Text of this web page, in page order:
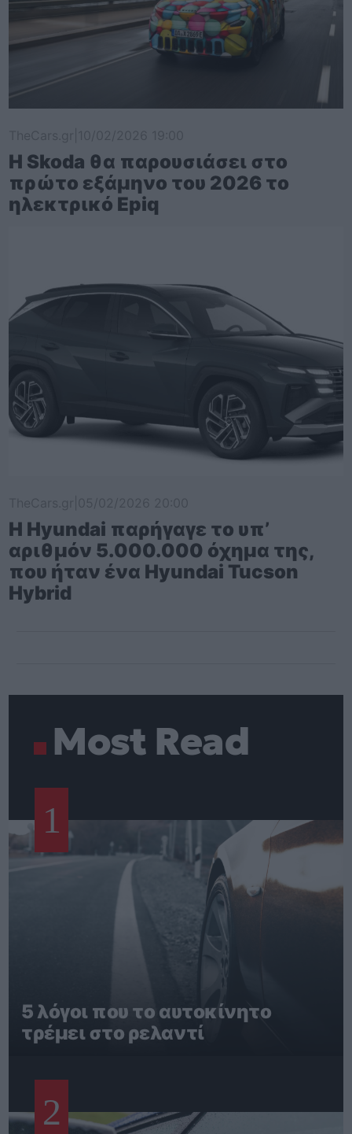
Η Skoda θα παρουσιάσει στο
πρώτο εξάμηνο του 2026 το
ηλεκτρικό Epiq
Η Hyundai παρήγαγε το υπ’
αριθμόν 5.000.000 όχημα της,
που ήταν ένα Hyundai Tucson
Hybrid
Most Read
1
5 λόγοι που το αυτοκίνητο
τρέμει στο ρελαντί
2